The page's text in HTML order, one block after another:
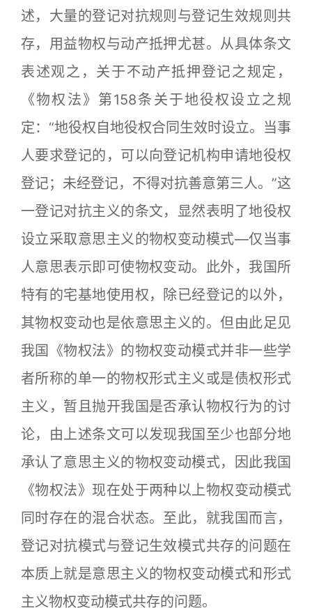
述，大量的登记对抗规则与登记生效规则共
存，用益物权与动产抵押尤甚。从具体条文
表述观之，关于不动产抵押登记之规定，
《物权法》第158条关于地役权设立之规
定：“地役权自地役权合同生效时设立。当事
人要求登记的，可以向登记机构申请地役权
登记；未经登记，不得对抗善意第三人。”这
一登记对抗主义的条文，显然表明了地役权
设立采取意思主义的物权变动模式—仅当事
人意思表示即可使物权变动。此外，我国所
特有的宅基地使用权，除已经登记的以外，
其物权变动也是依意思主义的。但由此足见
我国《物权法》的物权变动模式并非一些学
者所称的单一的物权形式主义或是债权形式
主义，暂且抛开我国是否承认物权行为的讨
论，由上述条文可以发现我国至少也部分地
承认了意思主义的物权变动模式，因此我国
《物权法》现在处于两种以上物权变动模式
同时存在的混合状态。至此，就我国而言，
登记对抗模式与登记生效模式共存的问题在
本质上就是意思主义的物权变动模式和形式
主义物权变动模式共存的问题。